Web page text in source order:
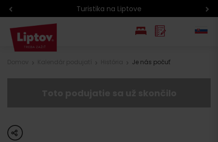
Turistika na Liptove
Je nás počuť
share